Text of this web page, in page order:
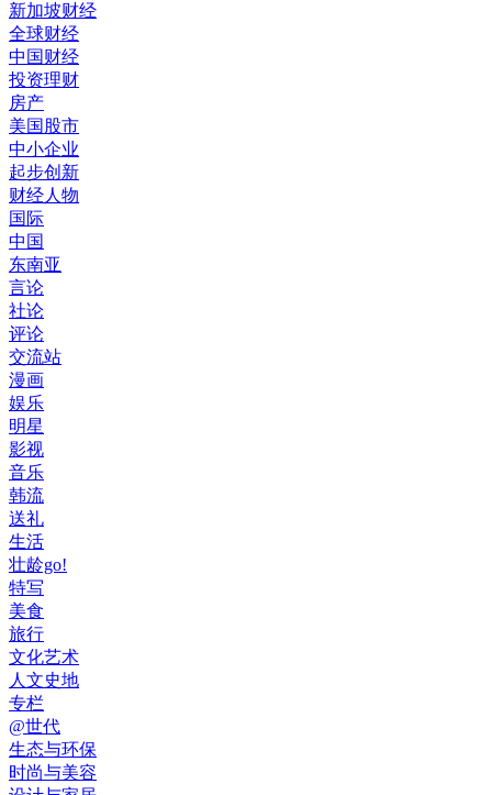
新加坡财经
全球财经
中国财经
投资理财
房产
美国股市
中小企业
起步创新
财经人物
国际
中国
东南亚
言论
社论
评论
交流站
漫画
娱乐
明星
影视
音乐
韩流
送礼
生活
壮龄go!
特写
美食
旅行
文化艺术
人文史地
专栏
@世代
生态与环保
时尚与美容